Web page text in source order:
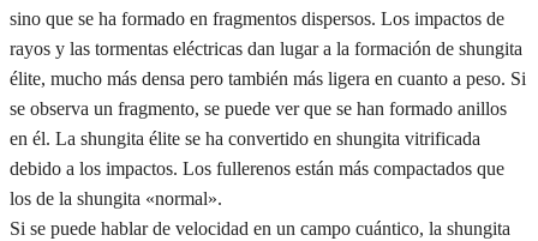
sino que se ha formado en fragmentos dispersos. Los impactos de
rayos y las tormentas eléctricas dan lugar a la formación de shungita
élite, mucho más densa pero también más ligera en cuanto a peso. Si
se observa un fragmento, se puede ver que se han formado anillos
en él. La shungita élite se ha convertido en shungita vitrificada
debido a los impactos. Los fullerenos están más compactados que
los de la shungita «normal».
Si se puede hablar de velocidad en un campo cuántico, la shungita